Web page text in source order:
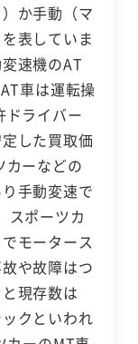
か手動（マ
表していま
速機のAT
車は運転操
ドライバー
した買取価
カーなどの
手動変速で
スポーツカ
モータース
や故障はつ
現存数は
クといわれ